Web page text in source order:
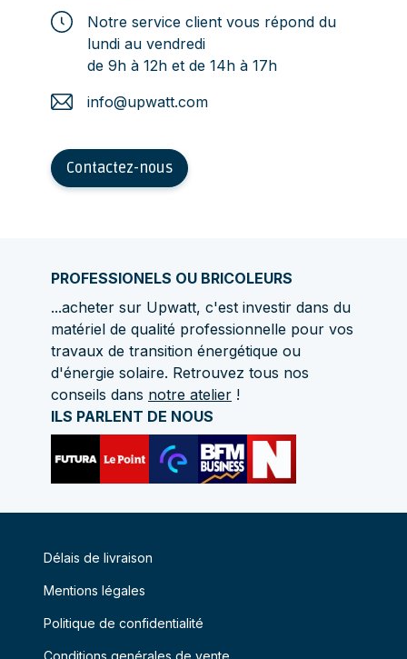
Notre service client vous répond du
lundi au vendredi
de 9h à 12h et de 14h à 17h
info@upwatt.com
Contactez-nous
PROFESSIONELS OU BRICOLEURS
...acheter sur Upwatt, c'est investir dans du
matériel de qualité professionnelle pour vos
travaux de transition énergétique ou
d'énergie solaire. Retrouvez tous nos
conseils dans notre atelier !
ILS PARLENT DE NOUS
Délais de livraison
Mentions légales
Politique de confidentialité